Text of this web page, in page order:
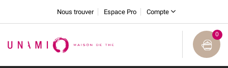
Nous trouver Espace Pro Compte
0